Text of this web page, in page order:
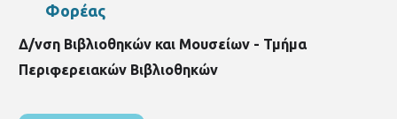
Φορέας
Δ/νση Βιβλιοθηκών και Μουσείων - Τμήμα
Περιφερειακών Βιβλιοθηκών